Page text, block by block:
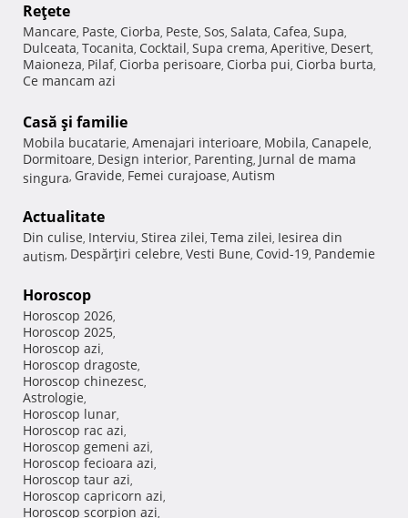
Reţete
Mancare, Paste, Ciorba, Peste, Sos, Salata, Cafea, Supa,
Dulceata, Tocanita, Cocktail, Supa crema, Aperitive, Desert,
Maioneza, Pilaf, Ciorba perisoare, Ciorba pui, Ciorba burta,
Ce mancam azi
Casă şi familie
Mobila bucatarie, Amenajari interioare, Mobila, Canapele,
Dormitoare, Design interior, Parenting, Jurnal de mama
singura, Gravide, Femei curajoase, Autism
Actualitate
Din culise, Interviu, Stirea zilei, Tema zilei, Iesirea din
autism, Despărţiri celebre, Vesti Bune, Covid-19, Pandemie
Horoscop
Horoscop 2026,
Horoscop 2025,
Horoscop azi,
Horoscop dragoste,
Horoscop chinezesc,
Astrologie,
Horoscop lunar,
Horoscop rac azi,
Horoscop gemeni azi,
Horoscop fecioara azi,
Horoscop taur azi,
Horoscop capricorn azi,
Horoscop scorpion azi,